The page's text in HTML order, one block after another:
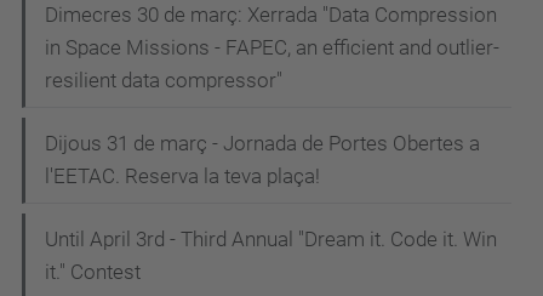
Dimecres 30 de març: Xerrada "Data Compression
in Space Missions - FAPEC, an efficient and outlier-
resilient data compressor"
Dijous 31 de març - Jornada de Portes Obertes a
l'EETAC. Reserva la teva plaça!
Until April 3rd - Third Annual "Dream it. Code it. Win
it." Contest